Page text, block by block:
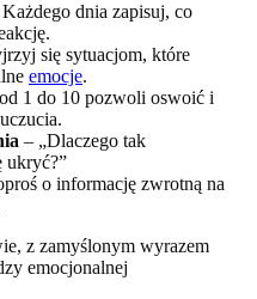
dnia zapisuj, co
się sytuacjom, które
emocje.
1 do 10 pozwoli oswoić i
– „Dlaczego tak
ukryć?”
o informację zwrotną na